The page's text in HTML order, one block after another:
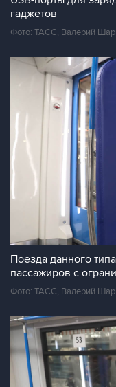
гаджетов
Фото: ТАСС, Валерий
Поезда данного
пассажиров с
Фото: ТАСС, Валерий